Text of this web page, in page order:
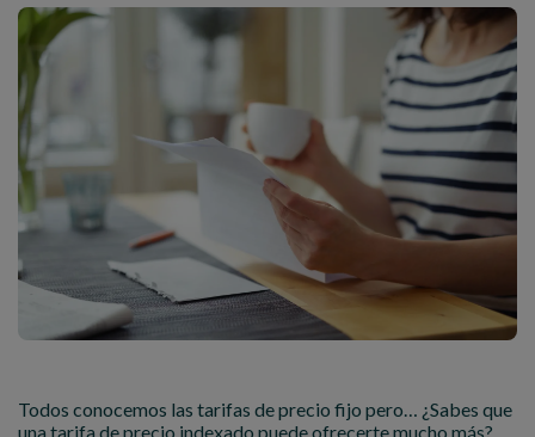
Todos conocemos las tarifas de precio fijo pero… ¿Sabes que
una tarifa de precio indexado puede ofrecerte mucho más?